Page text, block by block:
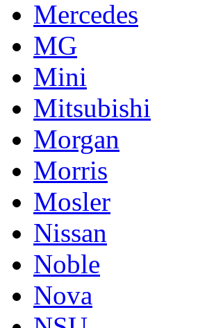
Mercedes
MG
Mini
Mitsubishi
Morgan
Morris
Mosler
Nissan
Noble
Nova